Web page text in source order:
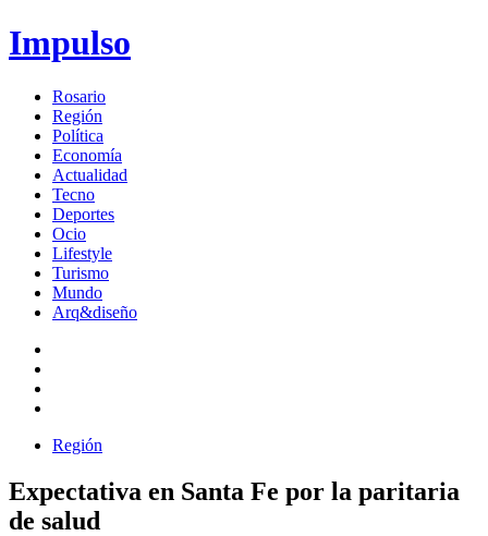
Impulso
Rosario
Región
Política
Economía
Actualidad
Tecno
Deportes
Ocio
Lifestyle
Turismo
Mundo
Arq&diseño
Región
Expectativa en Santa Fe por la paritaria
de salud